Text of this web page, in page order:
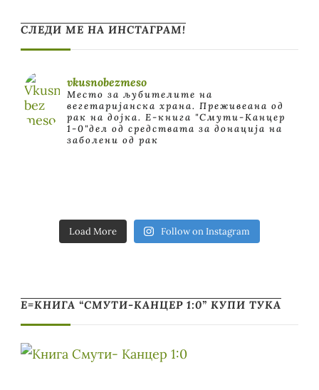
СЛЕДИ МЕ НА ИНСТАГРАМ!
vkusnobezmeso
Место за љубителите на
вегетаријанска храна. Преживеана од
рак на дојка. E-книга "Смути-Канцер
1-0"дел од средствата за донација на
заболени од рак
Load More Follow on Instagram
Е=КНИГА “СМУТИ-КАНЦЕР 1:0” КУПИ ТУКА